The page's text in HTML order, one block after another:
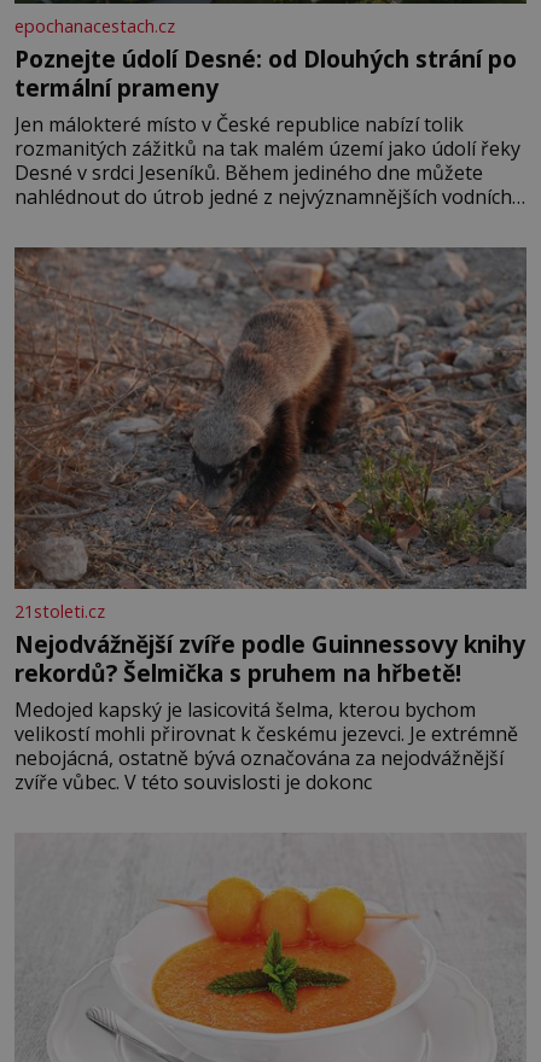
epochanacestach.cz
Poznejte údolí Desné: od Dlouhých strání po
termální prameny
Jen málokteré místo v České republice nabízí tolik
rozmanitých zážitků na tak malém území jako údolí řeky
Desné v srdci Jeseníků. Během jediného dne můžete
nahlédnout do útrob jedné z nejvýznamnějších vodních
se na koloběžce a den zakončit poznáváním památek ve
Velkých Losinách nebo v termálním
21stoleti.cz
Nejodvážnější zvíře podle Guinnessovy knihy
rekordů? Šelmička s pruhem na hřbetě!
Medojed kapský je lasicovitá šelma, kterou bychom
velikostí mohli přirovnat k českému jezevci. Je extrémně
nebojácná, ostatně bývá označována za nejodvážnější
zvíře vůbec. V této souvislosti je dokonc